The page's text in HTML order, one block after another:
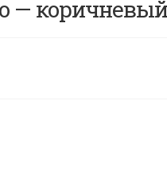
— коричневый